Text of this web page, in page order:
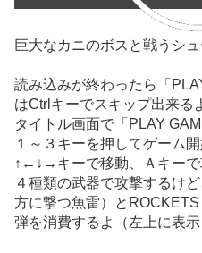
巨大なカニのボスと戦うシ
読み込みが終わったら「
はCtrlキーでスキップ出来る
タイトル画面で「PLAY
１～３キーを押してゲーム開
↑←↓→キーで移動、Ａキーで
４種類の武器で攻撃するけ
方に撃つ魚雷）と
弾を消費するよ（左上に表示